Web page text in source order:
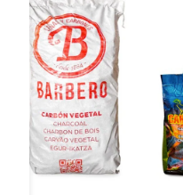
LA
PARRILLA
Y
LEÑA
DE
ENCINA
PARA
LOS
ASADOS,
TODO
DE